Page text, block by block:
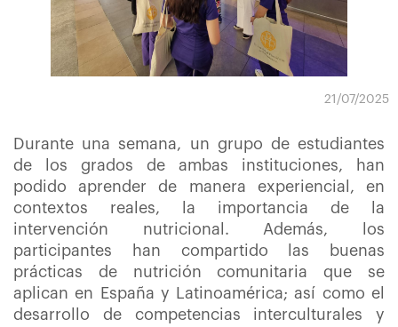
21/07/2025
Durante una semana, un grupo de estudiantes
de los grados de ambas instituciones, han
podido aprender de manera experiencial, en
contextos reales, la importancia de la
intervención nutricional. Además, los
participantes han compartido las buenas
prácticas de nutrición comunitaria que se
aplican en España y Latinoamérica; así como el
desarrollo de competencias interculturales y